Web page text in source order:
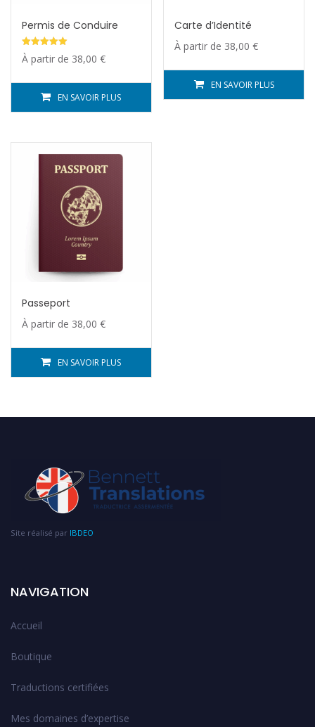
Permis de Conduire
Note
5.00
À partir de 38,00 €
EN SAVOIR PLUS
Carte d’Identité
À partir de 38,00€
EN SAVOIR PLUS
Passeport
À partir de 38,00 €
EN SAVOIR PLUS
Site réalisé par IBDEO
NAVIGATION
Accueil
Boutique
Traductions certifiées
Mes domaines d’expertise